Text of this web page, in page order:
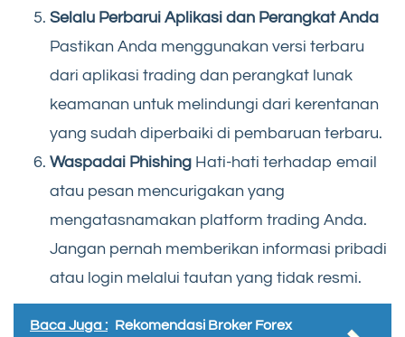
Selalu Perbarui Aplikasi dan Perangkat Anda
Pastikan Anda menggunakan versi terbaru
dari aplikasi trading dan perangkat lunak
keamanan untuk melindungi dari kerentanan
yang sudah diperbaiki di pembaruan terbaru.
Waspadai Phishing Hati-hati terhadap email
atau pesan mencurigakan yang
mengatasnamakan platform trading Anda.
Jangan pernah memberikan informasi pribadi
atau login melalui tautan yang tidak resmi.
Baca Juga : Rekomendasi Broker Forex